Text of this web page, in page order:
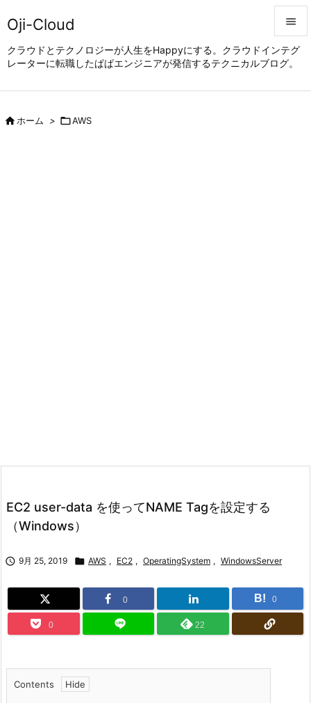
Oji-Cloud
クラウドとテクノロジーが人生をHappyにする。クラウドインテグ
レーターに転職したぱぱエンジニアが発信するテクニカルブログ。


メニュ
ホーム > AWS
EC2 user-data を使ってNAME Tagを設定する
（Windows）
 9月 25, 2019  AWS , EC2 , OperatingSystem , WindowsServer
0 B! 0
0 22
Contents